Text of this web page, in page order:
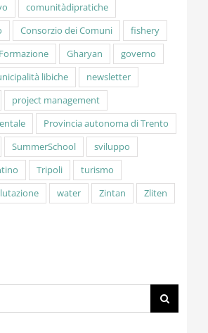
comunitàdipratiche
Consorzio dei Comuni
fishery
Formazione Gharyan
governo
libiche
newsletter
project management
Provincia autonoma di Trento
SummerSchool
sviluppo
Tripoli
turismo
water Zintan
Zliten